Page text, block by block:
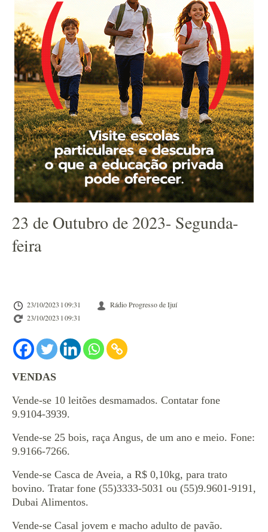
23 de Outubro de 2023- Segunda-
feira
23/10/2023 l 09:31
Rádio Progresso de Ijuí
23/10/2023 l 09:31
VENDAS
Vende-se 10 leitões desmamados. Contatar fone
9.9104-3939.
Vende-se 25 bois, raça Angus, de um ano e meio. Fone:
9.9166-7266.
Vende-se Casca de Aveia, a R$ 0,10kg, para trato
bovino. Tratar fone (55)3333-5031 ou (55)9.9601-9191,
Dubai Alimentos.
Vende-se Casal jovem e macho adulto de pavão.